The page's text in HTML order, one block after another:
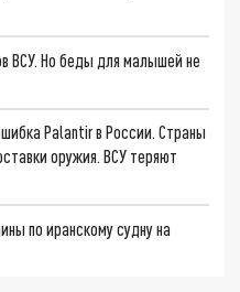
ВСУ. Но беды для малышей не
Palantir в России. Страны
оружия. ВСУ теряют
по иранскому судну на